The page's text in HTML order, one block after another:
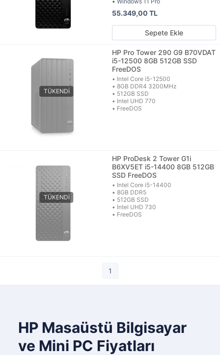
55.349,00 TL
Sepete Ekle
HP Pro Tower 290 G9 B70VDAT
i5-12500 8GB 512GB SSD
FreeDOS
• Intel Core i5-12500
• 8GB DDR4 3200MHz
• 512GB SSD
• Intel UHD 770
• FreeDOS
HP ProDesk 2 Tower G1i
B6XV5ET i5-14400 8GB 512GB
SSD FreeDOS
• Intel Core i5-14400
• 8GB DDR5
• 512GB SSD
• Intel UHD 730
• FreeDOS
1
HP Masaüstü Bilgisayar
ve Mini PC Fiyatları